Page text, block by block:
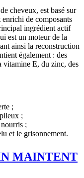
cheveux, est basé sur
enrichi de composants
ingrédient actif
est un moteur de la
ainsi la reconstruction
également : des
vitamine E, du zinc, des
;
;
;
et le grisonnement.
MAINTENT